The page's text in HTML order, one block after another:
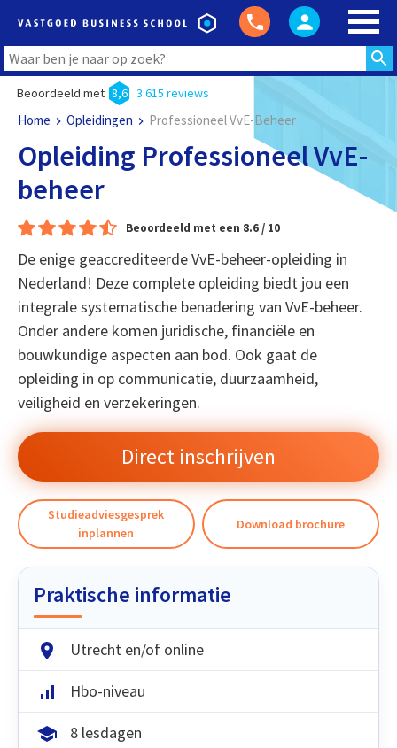
Beoordeeld met 8,6 3.615 reviews
Home Opleidingen Professioneel VvE-Beheer
Opleiding Professioneel VvE-
beheer
Beoordeeld met een 8.6 / 10
De enige geaccrediteerde VvE-beheer-opleiding in
Nederland! Deze complete opleiding biedt jou een
integrale systematische benadering van VvE-beheer.
Onder andere komen juridische, financiële en
bouwkundige aspecten aan bod. Ook gaat de
opleiding in op communicatie, duurzaamheid,
veiligheid en verzekeringen.
Download brochure
Studieadviesgesprek
inplannen
Direct inschrijven
Praktische informatie
Utrecht en/of online
Hbo-niveau
8 lesdagen